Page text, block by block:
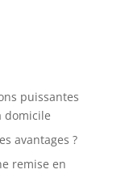
puissantes
domicile
avantages ?
remise en